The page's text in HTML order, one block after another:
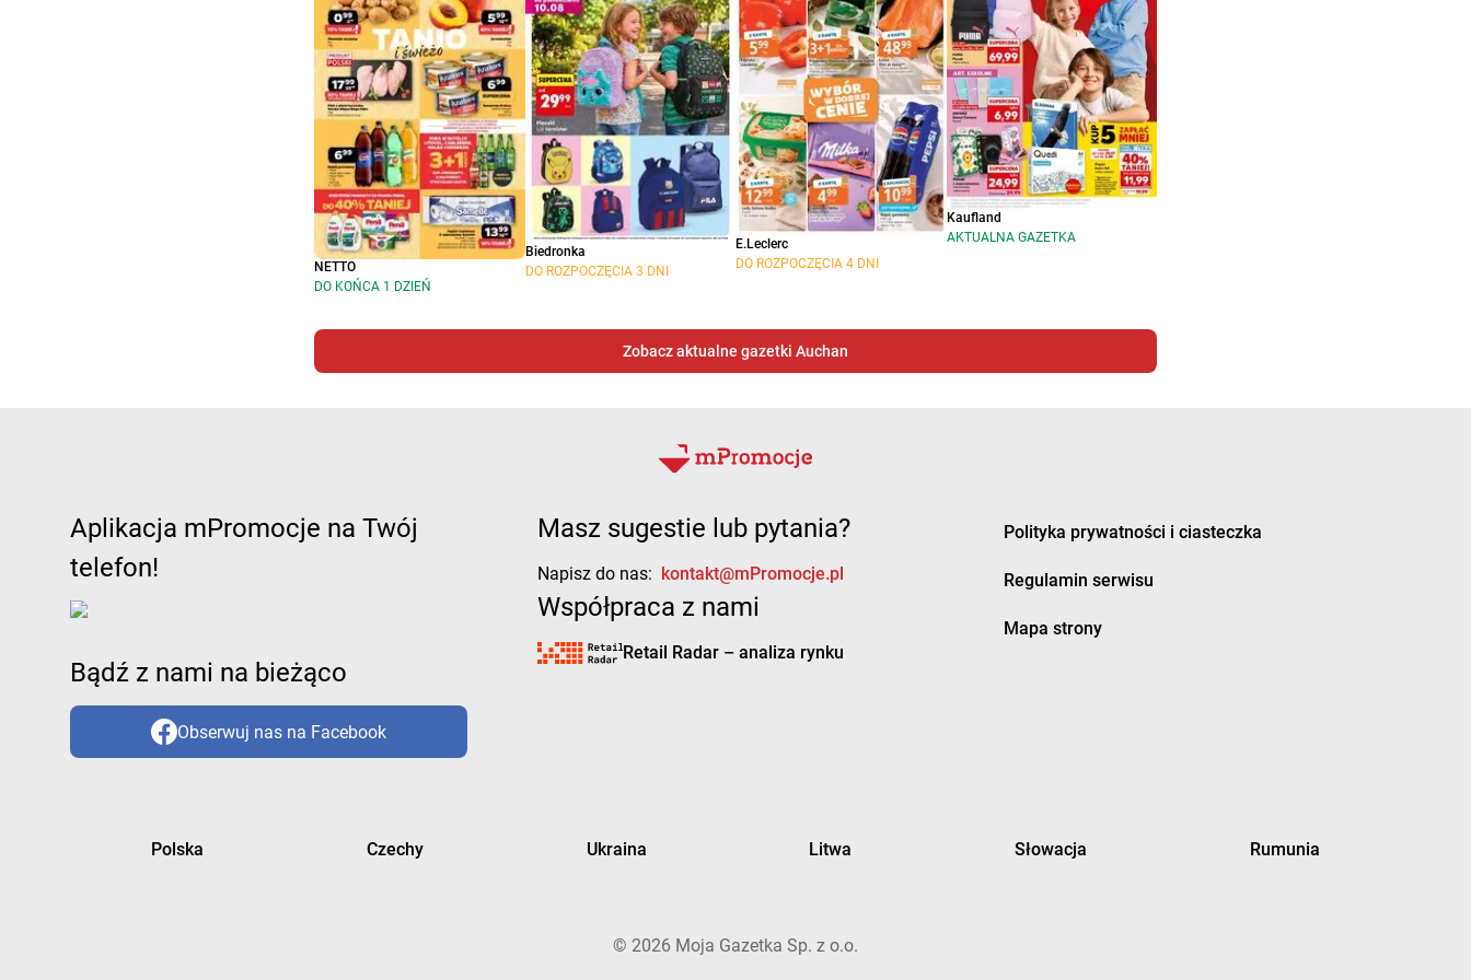
NETTO
DO KOŃCA 1 DZIEŃ
Biedronka
DO ROZPOCZĘCIA 3 DNI
E.Leclerc
DO ROZPOCZĘCIA 4 DNI
Kaufland
AKTUALNA GAZETKA
Zobacz aktualne gazetki Auchan
Aplikacja mPromocje na Twój
telefon!
Bądź z nami na bieżąco
Obserwuj nas na Facebook
Masz sugestie lub pytania?
Napisz do nas: kontakt@mPromocje.pl
Współpraca z nami
Retail Radar – analiza rynku
Polityka prywatności i ciasteczka
Regulamin serwisu
Mapa strony
Polska Czechy Ukraina Litwa Słowacja Rumunia
© 2026 Moja Gazetka Sp. z o.o.